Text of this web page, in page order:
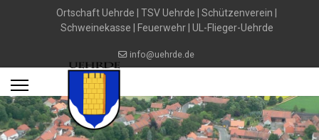
Ortschaft Uehrde TSV Uehrde Schützenverein
Schweinekasse
Feuerwehr| UL-Flieger-Uehrde
info@uehrde.de